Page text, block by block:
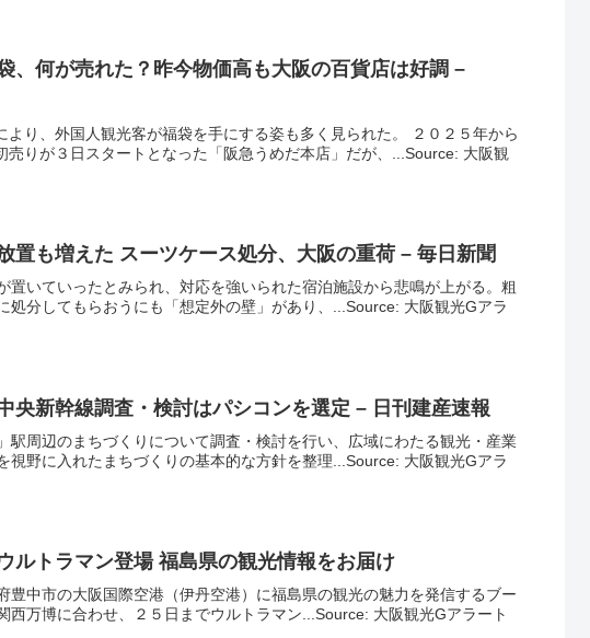
、何が売れた？昨今物価高も大阪の百貨店は好調 –
より、外国人観光客が福袋を手にする姿も多く見られた。 ２０２５年から
売りが３日スタートとなった「阪急うめだ本店」だが、...Source: 大阪観
置も増えた スーツケース処分、 大阪の重荷 – 毎日新聞
置いていったとみられ、対応を強いられた宿泊施設から悲鳴が上がる。粗
処分してもらおうにも「想定外の壁」があり、...Source: 大阪観光Gアラ
央新幹線調査・検討はパシコンを選定 – 日刊建産速報
駅周辺のまちづくりについて調査・検討を行い、広域にわたる観光・産業
視野に入れたまちづくりの基本的な方針を整理...Source: 大阪観光Gアラ
ルトラマン登場 福島県の観光情報をお届け
豊中市の大阪国際空港（伊丹空港）に福島県の観光の魅力を発信するブー
西万博に合わせ、２５日までウルトラマン...Source: 大阪観光Gアラート